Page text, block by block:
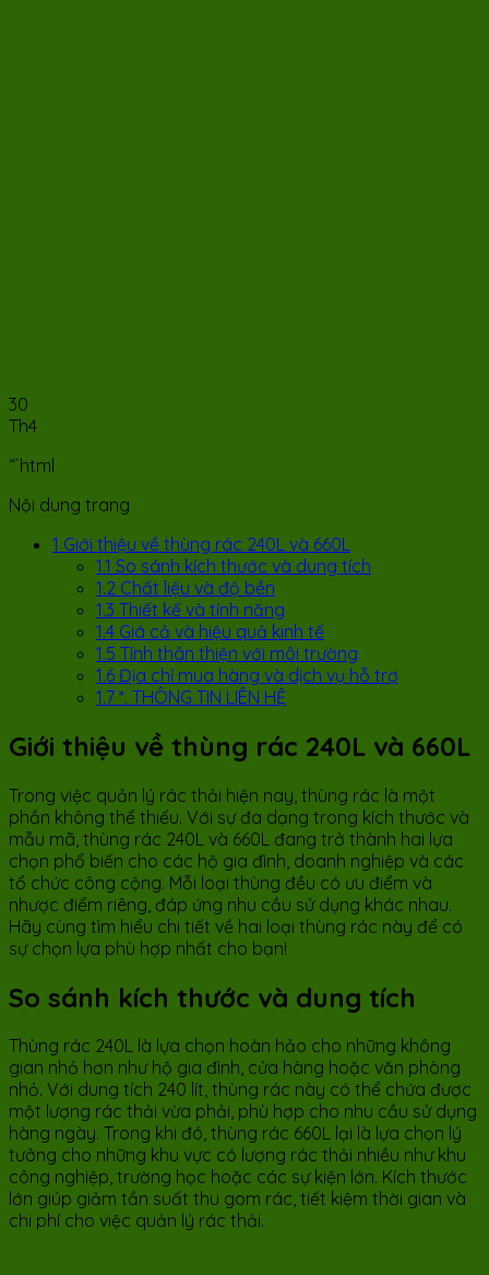
30
Th4
“`html
Nội dung trang
1 Giới thiệu về thùng rác 240L và 660L
1.1 So sánh kích thước và dung tích
1.2 Chất liệu và độ bền
1.3 Thiết kế và tính năng
1.4 Giá cả và hiệu quả kinh tế
1.5 Tính thân thiện với môi trường
1.6 Địa chỉ mua hàng và dịch vụ hỗ trợ
1.7 *. THÔNG TIN LIÊN HỆ
Giới thiệu về thùng rác 240L và 660L
Trong việc quản lý rác thải hiện nay, thùng rác là một
phần không thể thiếu. Với sự đa dạng trong kích thước và
mẫu mã, thùng rác 240L và 660L đang trở thành hai lựa
chọn phổ biến cho các hộ gia đình, doanh nghiệp và các
tổ chức công cộng. Mỗi loại thùng đều có ưu điểm và
nhược điểm riêng, đáp ứng nhu cầu sử dụng khác nhau.
Hãy cùng tìm hiểu chi tiết về hai loại thùng rác này để có
sự chọn lựa phù hợp nhất cho bạn!
So sánh kích thước và dung tích
Thùng rác 240L là lựa chọn hoàn hảo cho những không
gian nhỏ hơn như hộ gia đình, cửa hàng hoặc văn phòng
nhỏ. Với dung tích 240 lít, thùng rác này có thể chứa được
một lượng rác thải vừa phải, phù hợp cho nhu cầu sử dụng
hàng ngày. Trong khi đó, thùng rác 660L lại là lựa chọn lý
tưởng cho những khu vực có lượng rác thải nhiều như khu
công nghiệp, trường học hoặc các sự kiện lớn. Kích thước
lớn giúp giảm tần suất thu gom rác, tiết kiệm thời gian và
chi phí cho việc quản lý rác thải.